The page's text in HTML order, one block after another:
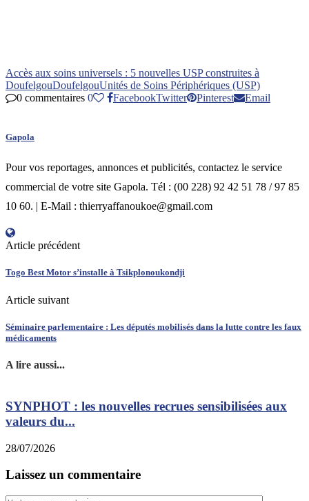
Accès aux soins universels : 5 nouvelles USP construites à
DoufelgouDoufelgouUnités de Soins Périphériques (USP)
0 commentaires 0 FacebookTwitter Pinterest Email
Gapola
Pour vos reportages, annonces et publicités, contactez le service
commercial de votre site Gapola. Tél : (00 228) 92 42 51 78 / 97 85
10 60. | E-Mail : thierryaffanoukoe@gmail.com
Article précédent
Togo Best Motor s’installe à Tsikplonoukondji
Article suivant
Séminaire parlementaire : Les députés mobilisés dans la lutte contre les faux
médicaments
A lire aussi...
SYNPHOT : les nouvelles recrues sensibilisées aux
valeurs du...
28/07/2026
Laissez un commentaire